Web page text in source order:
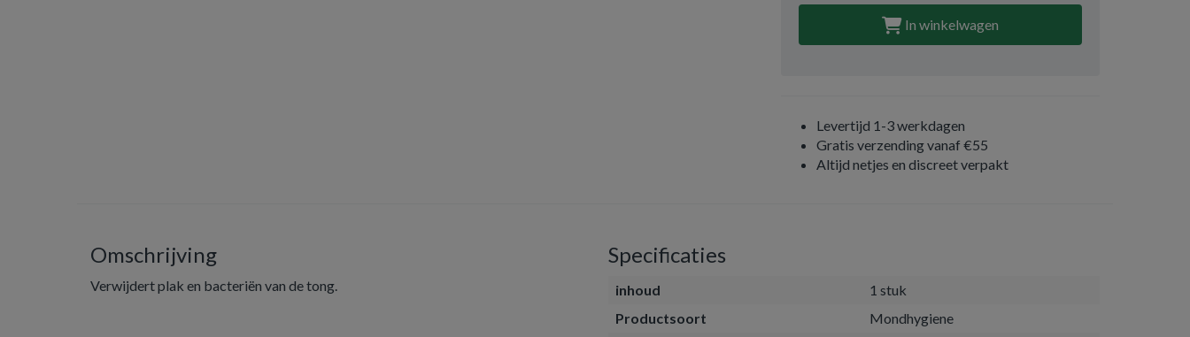
In winkelwagen
Levertijd 1-3 werkdagen
Gratis verzending vanaf €55
Altijd netjes en discreet verpakt
Omschrijving
Verwijdert plak en bacteriën van de tong.
Specificaties
inhoud
1 stuk
Productsoort
Mondhygiene